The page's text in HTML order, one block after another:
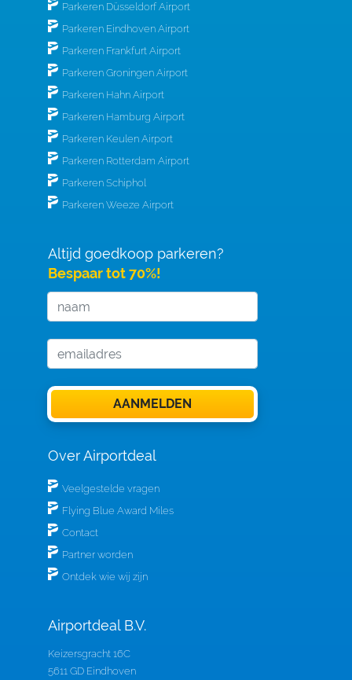
Parkeren Düsseldorf Airport
Parkeren Eindhoven Airport
Parkeren Frankfurt Airport
Parkeren Groningen Airport
Parkeren Hahn Airport
Parkeren Hamburg Airport
Parkeren Keulen Airport
Parkeren Rotterdam Airport
Parkeren Schiphol
Parkeren Weeze Airport
Altijd goedkoop parkeren?
Bespaar tot 70%!
Over Airportdeal
Veelgestelde vragen
Flying Blue Award Miles
Contact
Partner worden
Ontdek wie wij zijn
Airportdeal B.V.
Keizersgracht 16C
5611 GD Eindhoven